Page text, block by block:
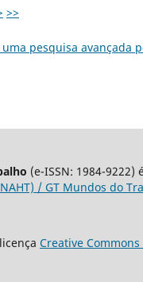
>>
pesquisa avançada
(e-ISSN: 1984-
/ GT Mundos do
Creative